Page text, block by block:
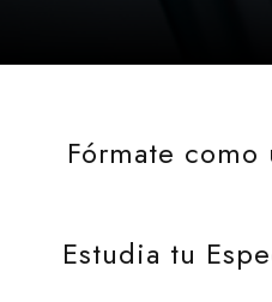
Fórmate
Estudia tu